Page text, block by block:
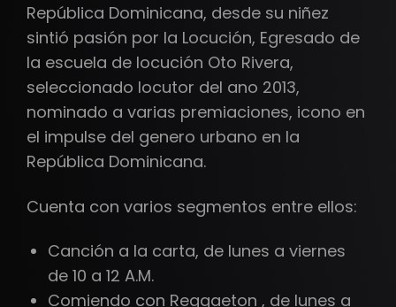
República Dominicana, desde su niñez
sintió pasión por la Locución, Egresado de
la escuela de locución Oto Rivera,
seleccionado locutor del ano 2013,
nominado a varias premiaciones, icono en
el impulse del genero urbano en la
República Dominicana.
Cuenta con varios segmentos entre ellos:
Canción a la carta, de lunes a viernes
de 10 a 12 A.M.
Comiendo con Reggaeton , de lunes a